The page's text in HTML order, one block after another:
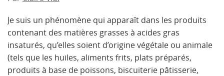
Je suis un phénomène qui apparaît dans les produits
contenant des matières grasses à acides gras
insaturés, qu’elles soient d’origine végétale ou animale
(tels que les huiles, aliments frits, plats préparés,
produits à base de poissons, biscuiterie pâtisserie,